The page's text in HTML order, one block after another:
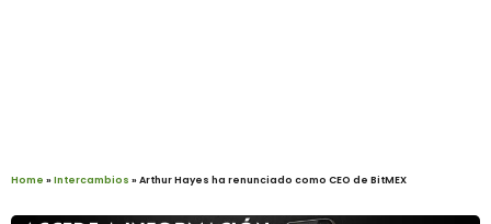
Home »Intercambios »Arthur Hayes ha renunciado como CEO de BitMEX